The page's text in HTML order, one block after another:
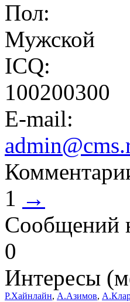
Пол:
Мужской
ICQ:
100200300
E-mail:
1 →
Cообщений
0
Интересы
Р.Хайнлайн, А.Азимов,